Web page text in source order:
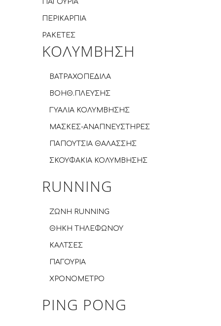
ΠΑΓΟΥΡΙΑ
ΠΕΡΙΚΑΡΠΙΑ
ΡΑΚΕΤΕΣ
ΚΟΛΥΜΒΗΣΗ
ΒΑΤΡΑΧΟΠΕΔΙΛΑ
ΒΟΗΘ.ΠΛΕΥΣΗΣ
ΓΥΑΛΙΑ ΚΟΛΥΜΒΗΣΗΣ
ΜΑΣΚΕΣ-ΑΝΑΠΝΕΥΣΤΗΡΕΣ
ΠΑΠΟΥΤΣΙΑ ΘΑΛΑΣΣΗΣ
ΣΚΟΥΦΑΚΙΑ ΚΟΛΥΜΒΗΣΗΣ
RUNNING
ZΩΝΗ RUNNING
ΘΗΚΗ ΤΗΛΕΦΩΝΟΥ
ΚΑΛΤΣΕΣ
ΠΑΓΟΥΡΙΑ
ΧΡΟΝΟΜΕΤΡΟ
PING PONG